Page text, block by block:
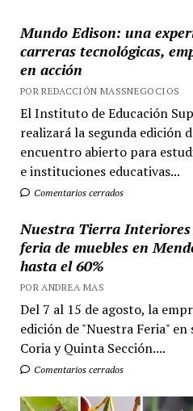
Mundo Edison: una
carreras tecnológicas,
en acción
POR REDACCIÓN MASSNEGOCIOS
El Instituto de Educación
realizará la segunda edición
encuentro abierto para
e instituciones educativas...
Comentarios cerrados
Nuestra Tierra
feria de muebles en
hasta el 60%
POR ANDREA MAS
Del 7 al 15 de agosto, la
edición de "Nuestra Feria" en
Coria y Quinta Sección....
Comentarios cerrados